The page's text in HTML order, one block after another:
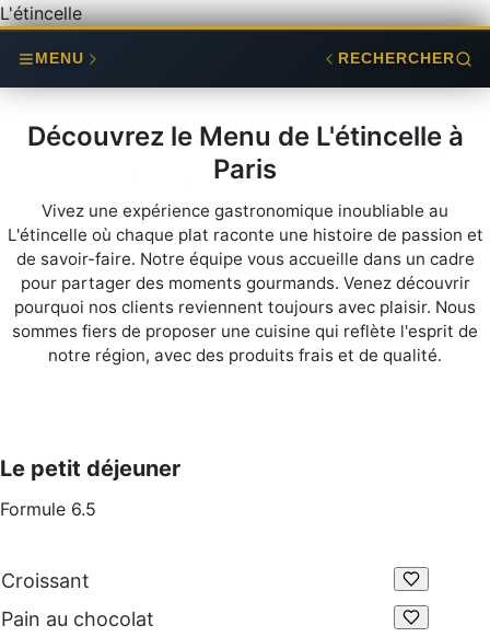
L'étincelle
MENU RECHERCHER
Découvrez le Menu de L'étincelle à
Paris
Vivez une expérience gastronomique inoubliable au
L'étincelle où chaque plat raconte une histoire de passion et
de savoir-faire. Notre équipe vous accueille dans un cadre
pour partager des moments gourmands. Venez découvrir
pourquoi nos clients reviennent toujours avec plaisir. Nous
sommes fiers de proposer une cuisine qui reflète l'esprit de
notre région, avec des produits frais et de qualité.
Le petit déjeuner
Formule 6.5
Croissant
Pain au chocolat